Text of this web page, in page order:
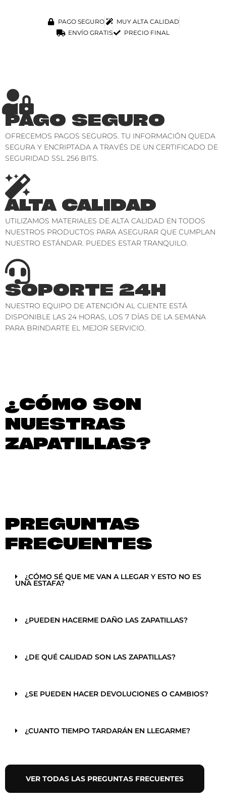
PAGO SEGURO
MUY ALTA CALIDAD
ENVÍO GRATIS
PRECIO FINAL
PAGO SEGURO
OFRECEMOS PAGOS SEGUROS. TU INFORMACIÓN QUEDA
SEGURA Y ENCRIPTADA A TRAVÉS DE UN CERTIFICADO DE
SEGURIDAD SSL 256 BITS.
ALTA CALIDAD
UTILIZAMOS MATERIALES DE ALTA CALIDAD EN TODOS
NUESTROS PRODUCTOS PARA ASEGURAR QUE CUMPLAN
NUESTRO ESTÁNDAR. PUEDES ESTAR TRANQUILO.
SOPORTE 24H
NUESTRO EQUIPO DE ATENCIÓN AL CLIENTE ESTÁ
DISPONIBLE LAS 24 HORAS, LOS 7 DÍAS DE LA SEMANA
PARA BRINDARTE EL MEJOR SERVICIO.
¿CÓMO SON
NUESTRAS
ZAPATILLAS?
PREGUNTAS
FRECUENTES
¿CÓMO SÉ QUE ME VAN A LLEGAR Y ESTO NO ES
UNA ESTAFA?
¿PUEDEN HACERME DAÑO LAS ZAPATILLAS?
¿DE QUÉ CALIDAD SON LAS ZAPATILLAS?
¿SE PUEDEN HACER DEVOLUCIONES O CAMBIOS?
¿CUANTO TIEMPO TARDARÁN EN LLEGARME?
VER TODAS LAS PREGUNTAS FRECUENTES